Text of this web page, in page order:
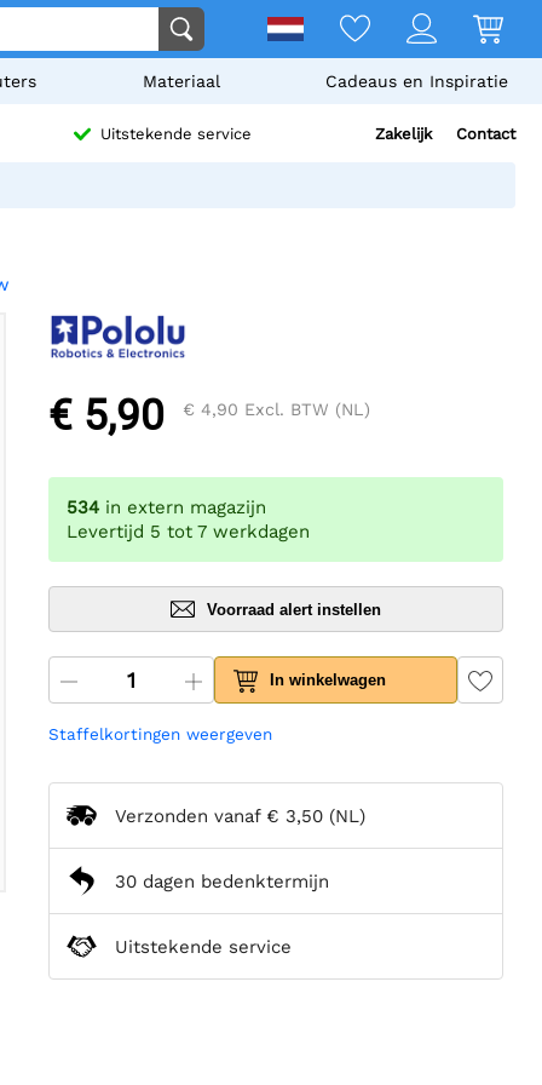
Materiaal Cadeaus en Inspiratie
Uitstekende service Zakelijk Contact
€ 5,90 € 4,90 Excl. BTW (NL)
534 in extern magazijn
Levertijd 5 tot 7 werkdagen
Voorraad alert instellen
In winkelwagen
Staffelkortingen weergeven
Verzonden vanaf € 3,50 (NL)
30 dagen bedenktermijn
Uitstekende service